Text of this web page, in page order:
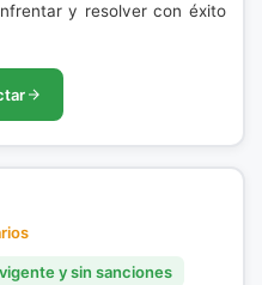
y resolver con éxito
y sin sanciones